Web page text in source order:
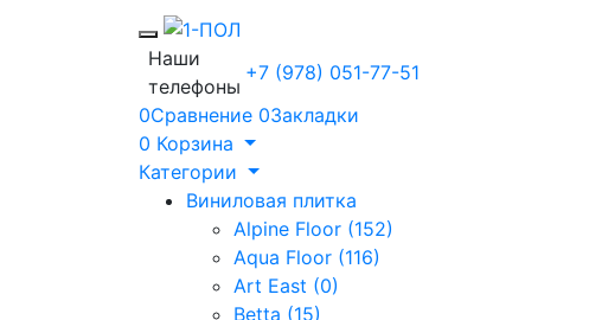
Toggle mobile menu
Наши
телефоны
+7 (978) 051-77-51
0Сравнение 0Закладки
0 Корзина
Категории
Виниловая плитка
Alpine Floor (152)
Aqua Floor (116)
Art East (0)
Betta (15)